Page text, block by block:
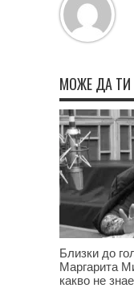
МОЖЕ ДА ТИ
Близки до
Маргарита
какво не